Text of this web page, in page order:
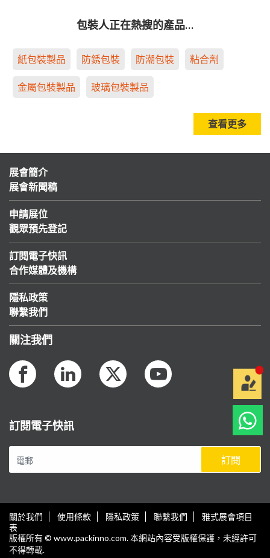
包裝人正在熱搜的產品…
紙包裝製品 防銹包裝 防潮包裝 粘合劑
金屬包裝製品 玻璃包裝製品
查看更多
展會簡介
展會新聞稿
申請展位
觀眾預先登記
訂閱電子快訊
合作媒體及機構
隱私政策
聯繫我們
關注我們
訂閱電子快訊
訂閱
關於我們 使用條款 隱私政策 聯繫我們
雅式展會項目
表
版權所有 © www.packinno.com. 本網站內容受版權保護，未經許可
不得轉載.